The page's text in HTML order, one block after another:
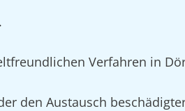
Verfahren in
den Austausch